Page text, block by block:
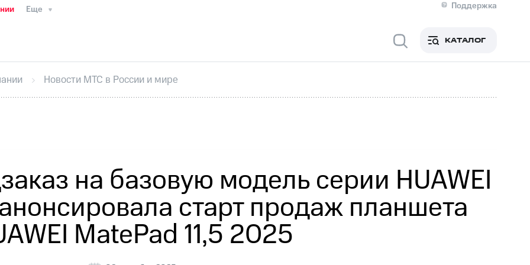
Еще
Поддержка
Медиа-центр
ИнтервьюФинансовая отчетностьКонтактыНовости в регионе
секретарьРаскрытие информации
кабинет акционераАкционерный капиталКонтроль и аудитРынок акций
КАТАЛОГ
Новости МТС в России и мире
на базовую модель серии HUAWEI
старт продаж планшета
MatePad 11,5 2025